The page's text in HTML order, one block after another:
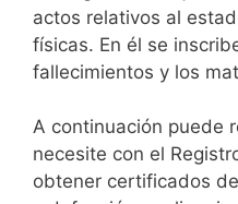
actos relativos al
físicas. En él se
fallecimientos y los
A continuación puede
necesite con el
obtener certificados